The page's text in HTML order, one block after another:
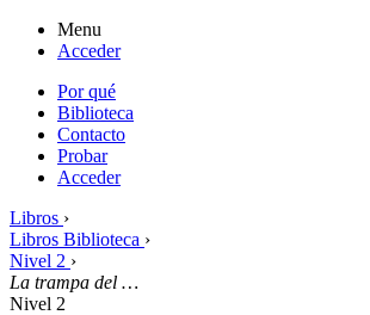
Menu
Acceder
Por qué
Biblioteca
Contacto
Probar
Acceder
Libros ›
Libros Biblioteca ›
Nivel 2 ›
La trampa del …
Nivel 2